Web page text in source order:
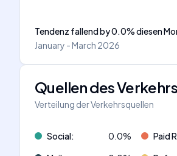
Tendenz fallendby0.0%diesen
January - March 2026
Quellen des Verkehrs
Verteilung der Verkehrsquellen
Social: 0.0% Paid